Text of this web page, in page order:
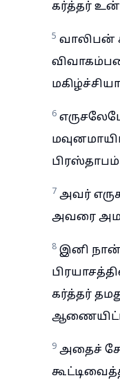
கர்த்தர்
5
6
7 அவர்
அவரை
8 இனி
கர்த்தர்
9 அதைச்